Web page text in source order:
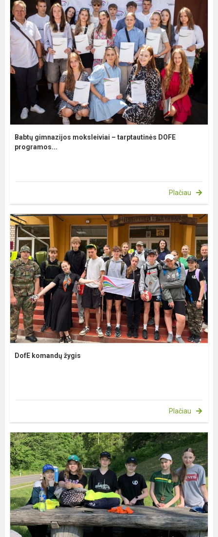
Babtų gimnazijos moksleiviai – tarptautinės DOFE
programos...
Plačiau
DofE komandų žygis
Plačiau